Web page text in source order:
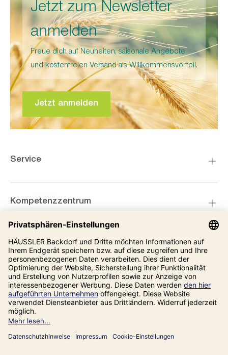
Jetzt zum Newsletter
anmelden
Freue dich auf Neuheiten, saisonale Angebote
und kostenfreien Versand als Willkommensvorteil.
Jetzt anmelden
Service
Kompetenzzentrum
Informationen
Unsere Adresse